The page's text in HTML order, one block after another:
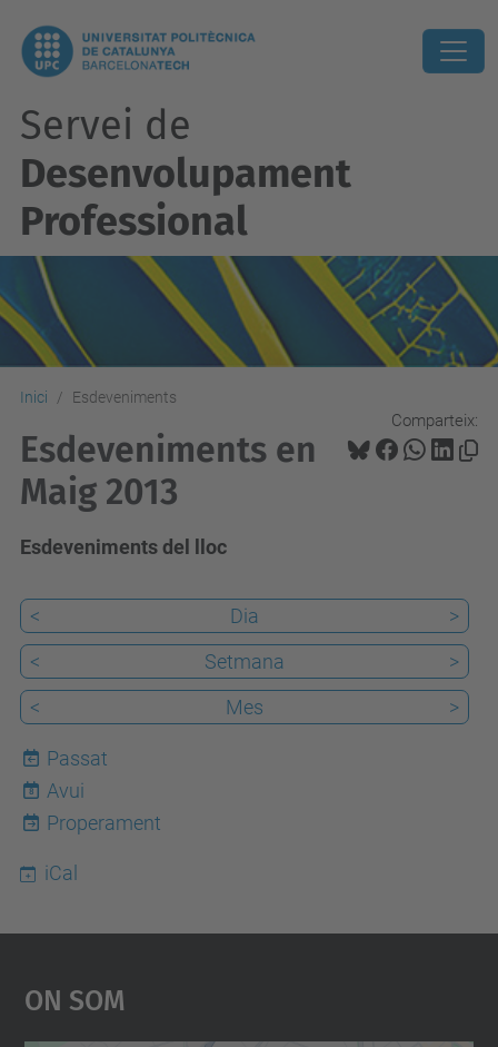
Servei de
Desenvolupament
Professional
Inici Esdeveniments
Comparteix:
Esdeveniments en
Maig 2013
Esdeveniments del lloc
< Dia
>
<
Setmana
>
<
Mes >
Passat
8
Avui
Properament
iCal
On Som